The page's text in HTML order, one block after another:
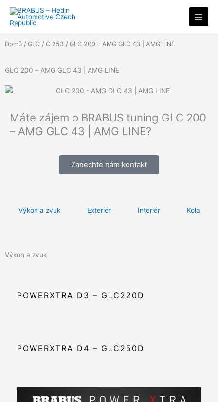
obsah
Domů / GLC / C 253 / GLC 200 – AMG GLC 43 | AMG LINE
GLC 200 – AMG GLC 43 | AMG LINE
Máte zájem o BRABUS tuning GLC 200
– AMG GLC 43 | AMG LINE?
Zanechte nám kontakt
Výkon a zvuk Exteriér Interiér Kola
Výkon a zvuk
POWERXTRA D3 – GLC220D
POWERXTRA D4 – GLC250D